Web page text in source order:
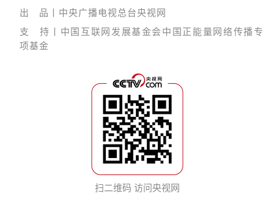
出 品丨中央广播电视总台央视网
支 持丨中国互联网发展基金会中国正能量网络传播专
项基金
扫二维码 访问央视网